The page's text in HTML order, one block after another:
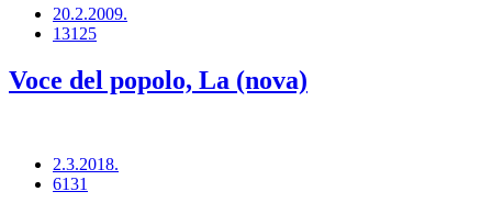
20.2.2009.
13125
Voce del popolo, La (nova)
2.3.2018.
6131